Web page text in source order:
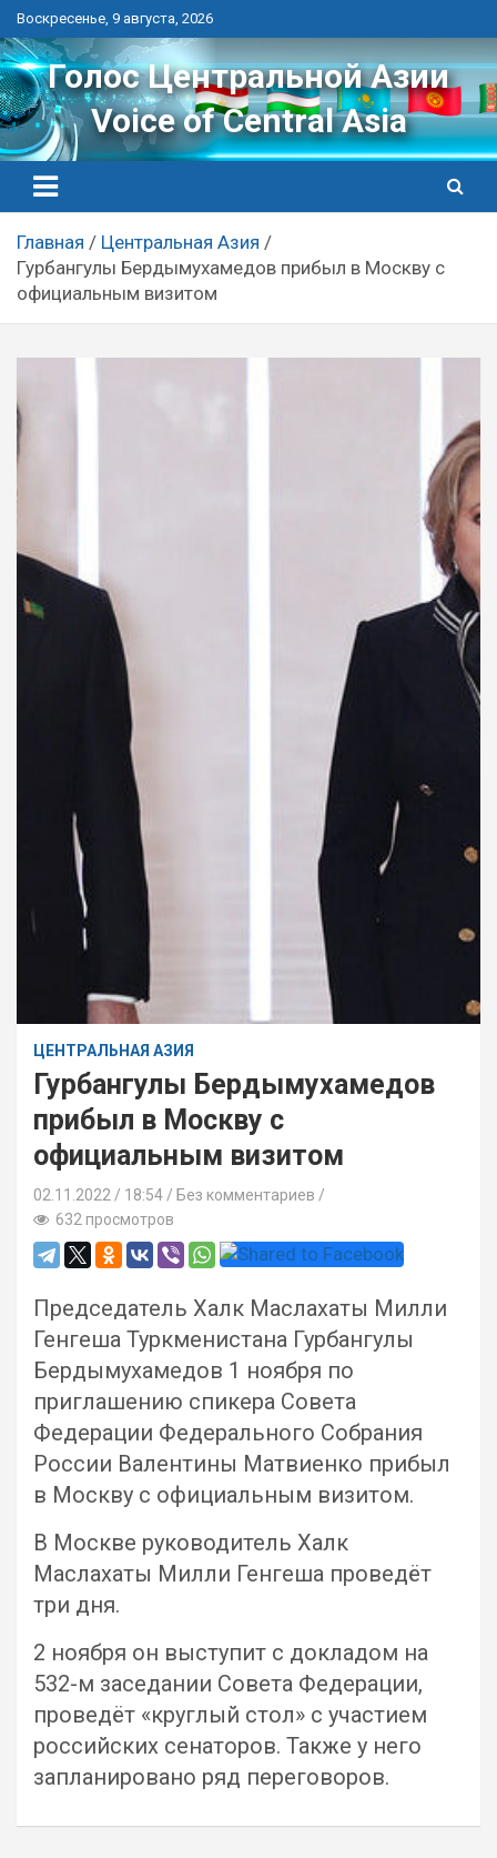
Перейти
к
контенту
Воскресенье, 9 августа, 2026
Голос Центральной Азии
Voice of Central Asia
Главная
Центральная Азия
Гурбангулы Бердымухамедов прибыл в Москву с
официальным визитом
ЦЕНТРАЛЬНАЯ АЗИЯ
Гурбангулы Бердымухамедов
прибыл в Москву с
официальным визитом
02.11.2022 18:54 / Без комментариев
632 просмотров
Председатель Халк Маслахаты Милли
Генгеша Туркменистана Гурбангулы
Бердымухамедов 1 ноября по
приглашению спикера Совета
Федерации Федерального Собрания
России Валентины Матвиенко прибыл
в Москву с официальным визитом.
В Москве руководитель Халк
Маслахаты Милли Генгеша проведёт
три дня.
2 ноября он выступит с докладом на
532-м заседании Совета Федерации,
проведёт «круглый стол» с участием
российских сенаторов. Также у него
запланировано ряд переговоров.